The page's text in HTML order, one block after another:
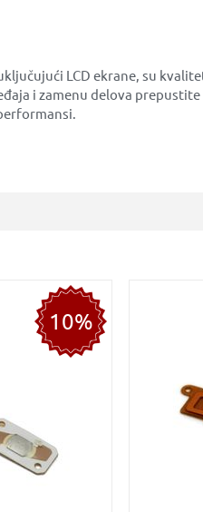
LCD ekrane, su
i zamenu delova prepustite
10%